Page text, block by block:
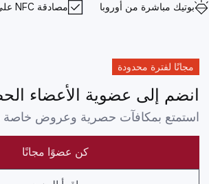
بوتيك مباشرة من أوروبا مصادقة NFC على كل منتج
مجانًا لفترة محدودة
انضم إلى عضوية الأعضاء
استمتع بمكافآت حصرية وعروض خاصة
كن عضوًا مجانًا